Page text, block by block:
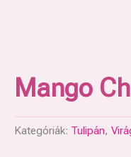
Mango
Kategóriák: Tulipán,